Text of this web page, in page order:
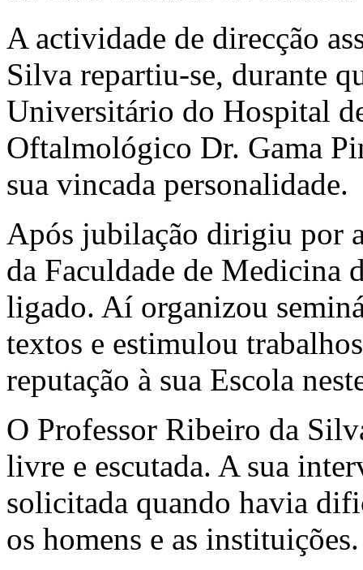
A actividade de direcção
Silva repartiu-se, durante
Universitário do Hospital
Oftalmológico Dr. Gama
sua vincada personalidade.
Após jubilação dirigiu por
da Faculdade de Medicina
ligado. Aí organizou
textos e estimulou
reputação à sua Escola
O Professor Ribeiro da
livre e escutada. A sua
solicitada quando havia
os homens e as instituições.